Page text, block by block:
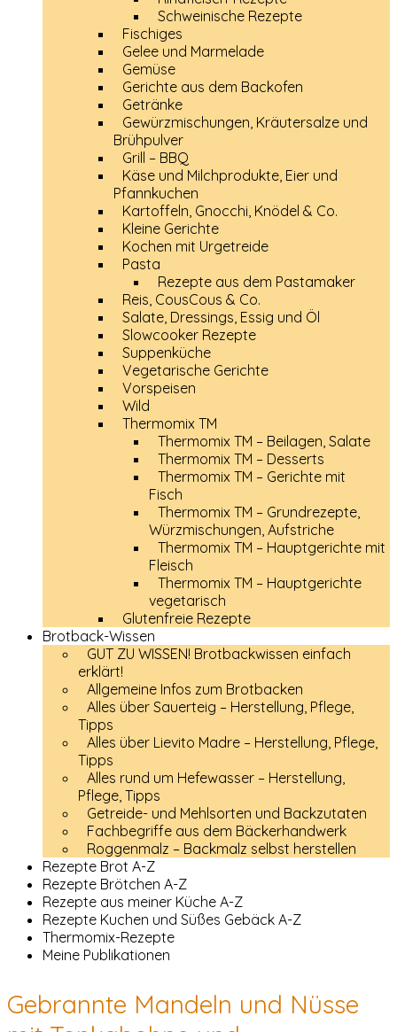
Schweinische Rezepte
Fischiges
Gelee und Marmelade
Gemüse
Gerichte aus dem Backofen
Getränke
Gewürzmischungen, Kräutersalze und
Brühpulver
Grill – BBQ
Käse und Milchprodukte, Eier und
Pfannkuchen
Kartoffeln, Gnocchi, Knödel & Co.
Kleine Gerichte
Kochen mit Urgetreide
Pasta
Rezepte aus dem Pastamaker
Reis, CousCous & Co.
Salate, Dressings, Essig und Öl
Slowcooker Rezepte
Suppenküche
Vegetarische Gerichte
Vorspeisen
Wild
Thermomix TM
Thermomix TM – Beilagen, Salate
Thermomix TM – Desserts
Thermomix TM – Gerichte mit
Fisch
Thermomix TM – Grundrezepte,
Würzmischungen, Aufstriche
Thermomix TM – Hauptgerichte mit
Fleisch
Thermomix TM – Hauptgerichte
vegetarisch
Glutenfreie Rezepte
Brotback-Wissen
GUT ZU WISSEN! Brotbackwissen einfach
erklärt!
Allgemeine Infos zum Brotbacken
Alles über Sauerteig – Herstellung, Pflege,
Tipps
Alles über Lievito Madre – Herstellung, Pflege,
Tipps
Alles rund um Hefewasser – Herstellung,
Pflege, Tipps
Getreide- und Mehlsorten und Backzutaten
Fachbegriffe aus dem Bäckerhandwerk
Roggenmalz – Backmalz selbst herstellen
Rezepte Brot A-Z
Rezepte Brötchen A-Z
Rezepte aus meiner Küche A-Z
Rezepte Kuchen und Süßes Gebäck A-Z
Thermomix-Rezepte
Meine Publikationen
Gebrannte Mandeln und Nüsse